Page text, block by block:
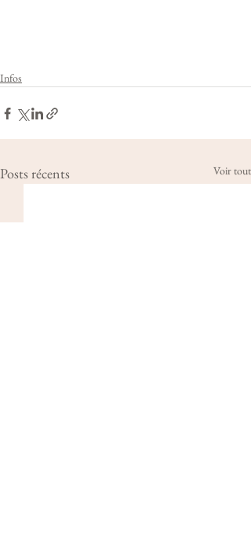
Infos
Posts récents Voir tout